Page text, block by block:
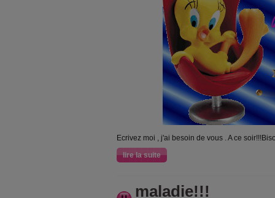
Ecrivez moi , j'ai besoin de vous . A ce
lire la suite
maladie!!!